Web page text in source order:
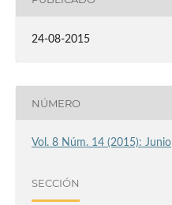
24-08-2015
NÚMERO
Vol. 8 Núm. 14 (2015): Junio
SECCIÓN